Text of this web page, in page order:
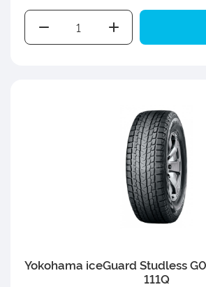
Yokohama iceGuard Studless
111Q